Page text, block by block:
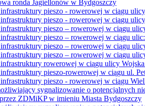
ronda Jagiellonów w Bydgoszczy
pieszo - rowerowej w ciągu
pieszo - rowerowej w ciągu
pieszo – rowerowej w ciągu
pieszo – rowerowej w ciągu
pieszo – rowerowej w ciągu
pieszo – rowerowej w ciągu
rowerowej w ciągu ulicy
pieszo-rowerowej w ciągu ul.
pieszo - rowerowej w ciągu
sygnalizowanie o potencjalnych
ZDMiKP w imieniu Miasta Bydgoszczy